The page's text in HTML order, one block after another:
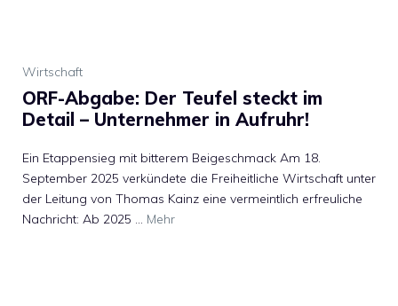
Wirtschaft
ORF-Abgabe: Der Teufel steckt im
Detail – Unternehmer in Aufruhr!
Ein Etappensieg mit bitterem Beigeschmack Am 18.
September 2025 verkündete die Freiheitliche Wirtschaft unter
der Leitung von Thomas Kainz eine vermeintlich erfreuliche
Nachricht: Ab 2025 … Mehr